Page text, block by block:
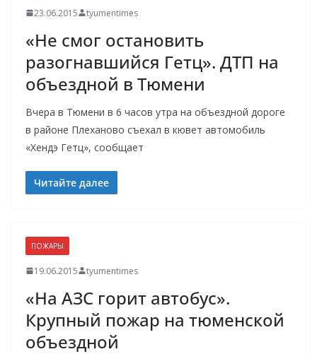
23.06.2015 tyumentimes
«Не смог остановить
разогнавшийся Гетц». ДТП на
объездной в Тюмени
Вчера в Тюмени в 6 часов утра на объездной дороге
в районе Плеханово съехал в кювет автомобиль
«Хендэ Гетц», сообщает
Читайте далее
ПОЖАРЫ
19.06.2015 tyumentimes
«На АЗС горит автобус».
Крупный пожар на тюменской
объездной